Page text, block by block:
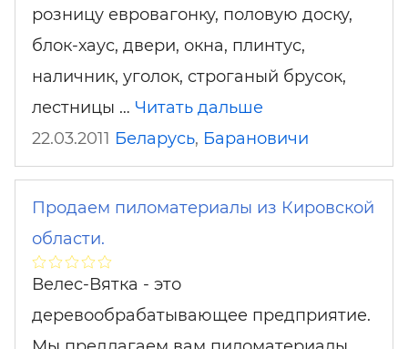
розницу евровагонку, половую доску,
блок-хаус, двери, окна, плинтус,
наличник, уголок, строганый брусок,
лестницы … Читать дальше
22.03.2011 Беларусь, Барановичи
Продаем пиломатериалы из Кировской
области.
Велес-Вятка - это
деревообрабатывающее предприятие.